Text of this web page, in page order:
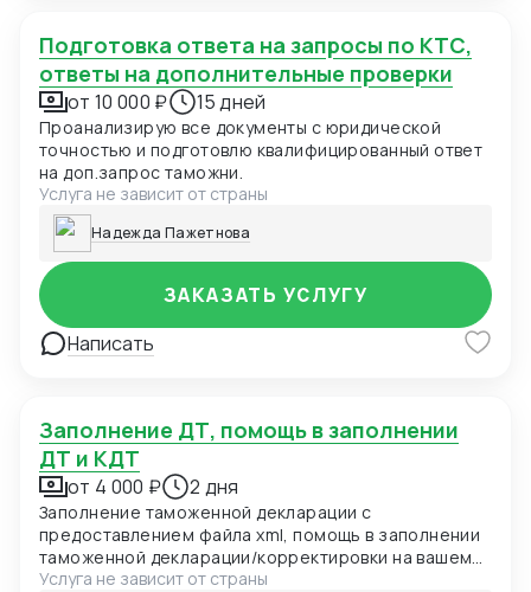
Подготовка ответа на запросы по КТС,
ответы на дополнительные проверки
от 10 000 ₽ 15 дней
Проанализирую все документы с юридической
точностью и подготовлю квалифицированный ответ
на доп.запрос таможни.
Услуга не зависит от страны
Надежда Пажетнова
Написать
ЗАКАЗАТЬ УСЛУГУ
Заполнение ДТ, помощь в заполнении
ДТ и КДТ
от 4 000 ₽ 2 дня
Заполнение таможенной декларации с
предоставлением файла xml, помощь в заполнении
таможенной декларации/корректировки на вашем
рабочем месте в удаленном формате
Услуга не зависит от страны